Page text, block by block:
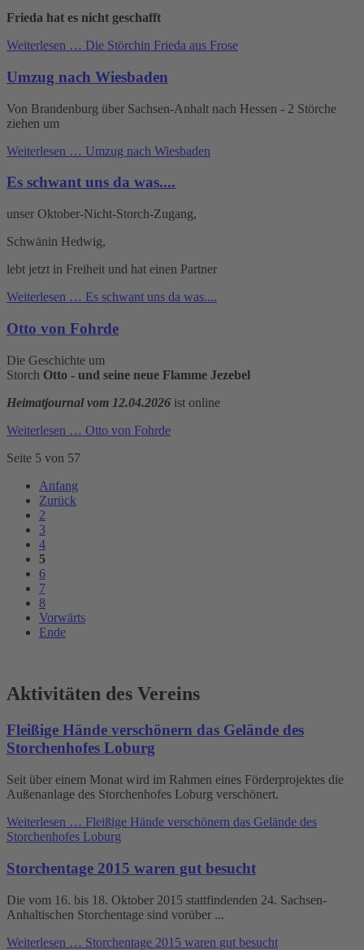
Frieda hat es nicht geschafft
Weiterlesen … Die Störchin Frieda aus Frose
Umzug nach Wiesbaden
Von Brandenburg über Sachsen-Anhalt nach Hessen - 2 Störche
ziehen um
Weiterlesen … Umzug nach Wiesbaden
Es schwant uns da was....
unser Oktober-Nicht-Storch-Zugang,
Schwänin Hedwig,
lebt jetzt in Freiheit und hat einen Partner
Weiterlesen … Es schwant uns da was....
Otto von Fohrde
Die Geschichte um
Storch Otto - und seine neue Flamme Jezebel
Heimatjournal vom 12.04.2026 ist online
Weiterlesen … Otto von Fohrde
Seite 5 von 57
Anfang
Zurück
2
3
4
5
6
7
8
Vorwärts
Ende
Aktivitäten des Vereins
Fleißige Hände verschönern das Gelände des
Storchenhofes Loburg
Seit über einem Monat wird im Rahmen eines Förderprojektes die
Außenanlage des Storchenhofes Loburg verschönert.
Weiterlesen … Fleißige Hände verschönern das Gelände des
Storchenhofes Loburg
Storchentage 2015 waren gut besucht
Die vom 16. bis 18. Oktober 2015 stattfindenden 24. Sachsen-
Anhaltischen Storchentage sind vorüber ...
Weiterlesen … Storchentage 2015 waren gut besucht